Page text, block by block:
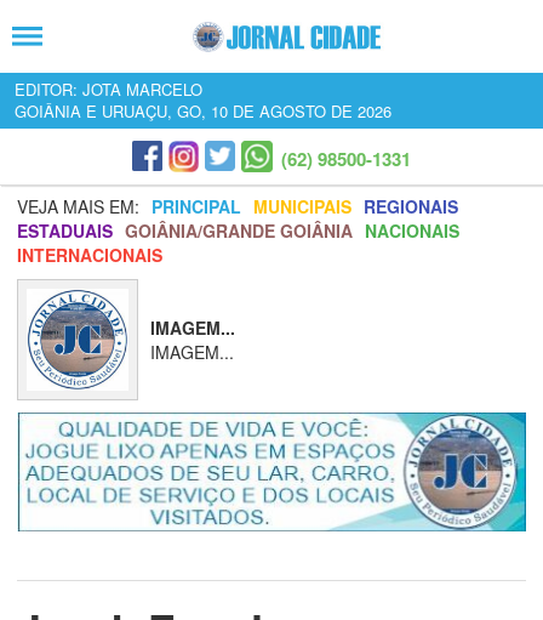
EDITOR: JOTA MARCELO
GOIÂNIA E URUAÇU, GO, 10 DE AGOSTO DE 2026
(62) 98500-1331
VEJA MAIS EM: PRINCIPAL MUNICIPAIS REGIONAIS
ESTADUAIS GOIÂNIA/GRANDE GOIÂNIA NACIONAIS
INTERNACIONAIS
IMAGEM...
IMAGEM...